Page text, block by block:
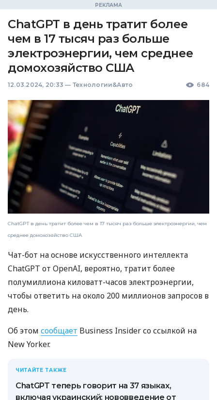
ChatGPT в день тратит более
чем в 17 тысяч раз больше
электроэнергии, чем среднее
домохозяйство США
12.03.2024, 20:33 — Технологии&Авто 684
ChatGPT в день тратит более чем в 17 тысяч раз больше электроэнергии, чем
среднее домохозяйство США
Чат-бот на основе искусственного интеллекта
ChatGPT от OpenAI, вероятно, тратит более
полумиллиона киловатт-часов электроэнергии,
чтобы ответить на около 200 миллионов запросов в
день.
Об этом сообщает Business Insider со ссылкой на
New Yorker.
ЧИТАЙТЕ ТАКЖЕ
ChatGPT теперь говорит на 37 языках,
включая украинский: нововведение от